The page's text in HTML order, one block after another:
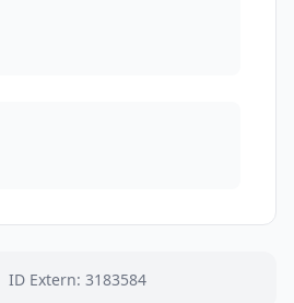
ID Extern: 3183584